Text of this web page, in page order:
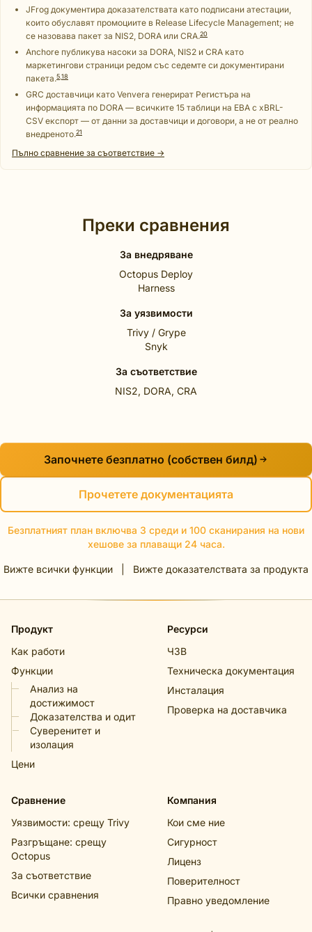
JFrog документира доказателствата като подписани атестации,
които обуславят промоциите в Release Lifecycle Management; не
се назовава пакет за NIS2, DORA или CRA.20
Anchore публикува насоки за DORA, NIS2 и CRA като
маркетингови страници редом със седемте си документирани
пакета.518
GRC доставчици като Venvera генерират Регистъра на
информацията по DORA — всичките 15 таблици на EBA с xBRL-
CSV експорт — от данни за доставчици и договори, а не от реално
внедреното.21
Пълно сравнение за съответствие →
Преки сравнения
За внедряване
Octopus Deploy
Harness
За уязвимости
Trivy / Grype
Snyk
За съответствие
NIS2, DORA, CRA
Започнете безплатно (собствен билд)
Прочетете документацията
Безплатният план включва 3 среди и 100 сканирания на нови
хешове за плаващи 24 часа.
Вижте всички функции Вижте доказателствата за продукта
Продукт
Как работи
Функции
Анализ на
достижимост
Доказателства и одит
Суверенитет и
изолация
Цени
Ресурси
ЧЗВ
Техническа документация
Инсталация
Проверка на доставчика
Сравнение
Уязвимости: срещу Trivy
Разгръщане: срещу
Octopus
За съответствие
Всички сравнения
Компания
Кои сме ние
Сигурност
Лиценз
Поверителност
Правно уведомление